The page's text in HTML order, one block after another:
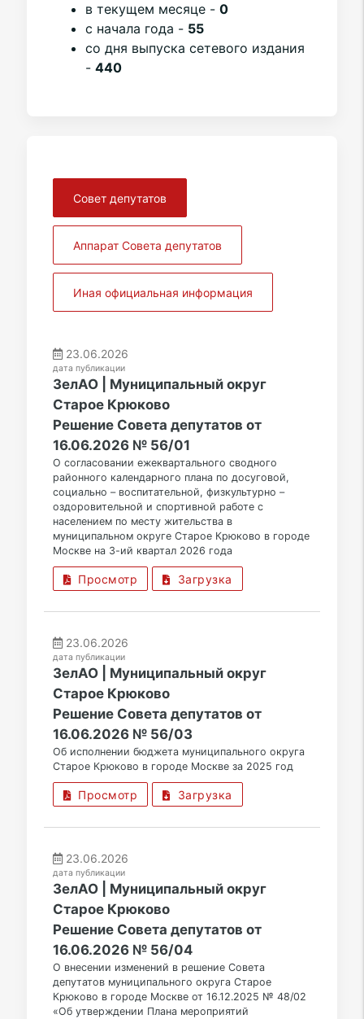
в текущем месяце - 0
с начала года - 55
со дня выпуска сетевого издания
- 440
Совет депутатов
Аппарат Совета депутатов
Иная официальная информация
23.06.2026
дата публикации
ЗелАО | Муниципальный округ
Старое Крюково
Решение Совета депутатов от
16.06.2026 № 56/01
О согласовании ежеквартального сводного
районного календарного плана по досуговой,
социально – воспитательной, физкультурно –
оздоровительной и спортивной работе с
населением по месту жительства в
муниципальном округе Старое Крюково в городе
Москве на 3-ий квартал 2026 года
Просмотр Загрузка
23.06.2026
дата публикации
ЗелАО | Муниципальный округ
Старое Крюково
Решение Совета депутатов от
16.06.2026 № 56/03
Об исполнении бюджета муниципального округа
Старое Крюково в городе Москве за 2025 год
Просмотр Загрузка
23.06.2026
дата публикации
ЗелАО | Муниципальный округ
Старое Крюково
Решение Совета депутатов от
16.06.2026 № 56/04
О внесении изменений в решение Совета
депутатов муниципального округа Старое
Крюково в городе Москве от 16.12.2025 № 48/02
«Об утверждении Плана мероприятий